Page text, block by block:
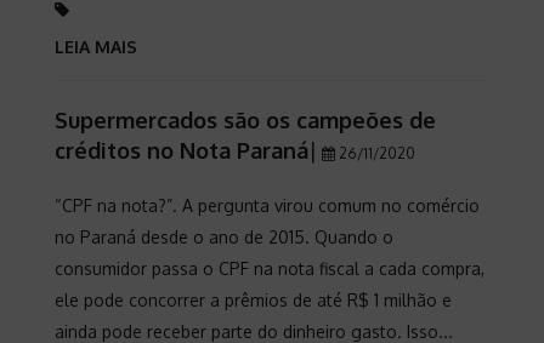
LEIA MAIS
Supermercados são os campeões de
créditos no Nota Paraná| 26/11/2020
“CPF na nota?”. A pergunta virou comum no comércio
no Paraná desde o ano de 2015. Quando o
consumidor passa o CPF na nota fiscal a cada compra,
ele pode concorrer a prêmios de até R$ 1 milhão e
ainda pode receber parte do dinheiro gasto. Isso...